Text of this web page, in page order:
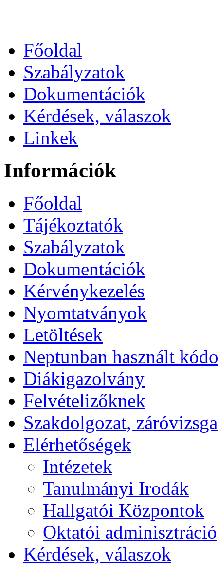
Főoldal
Szabályzatok
Dokumentációk
Kérdések, válaszok
Linkek
Információk
Főoldal
Tájékoztatók
Szabályzatok
Dokumentációk
Kérvénykezelés
Nyomtatványok
Letöltések
Neptunban használt
Diákigazolvány
Felvételizőknek
Szakdolgozat, záróvizsga
Elérhetőségek
Intézetek
Tanulmányi Irodák
Hallgatói Központok
Oktatói adminisztráció
Kérdések, válaszok